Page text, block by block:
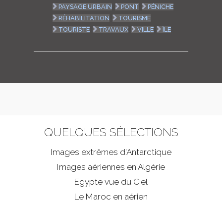
PAYSAGE URBAIN
PONT
PÉNICHE
RÉHABILITATION
TOURISME
TOURISTE
TRAVAUX VILLE ÎLE
QUELQUES SÉLECTIONS
Images extrêmes d'Antarctique
Images aériennes en Algérie
Egypte vue du Ciel
Le Maroc en aérien